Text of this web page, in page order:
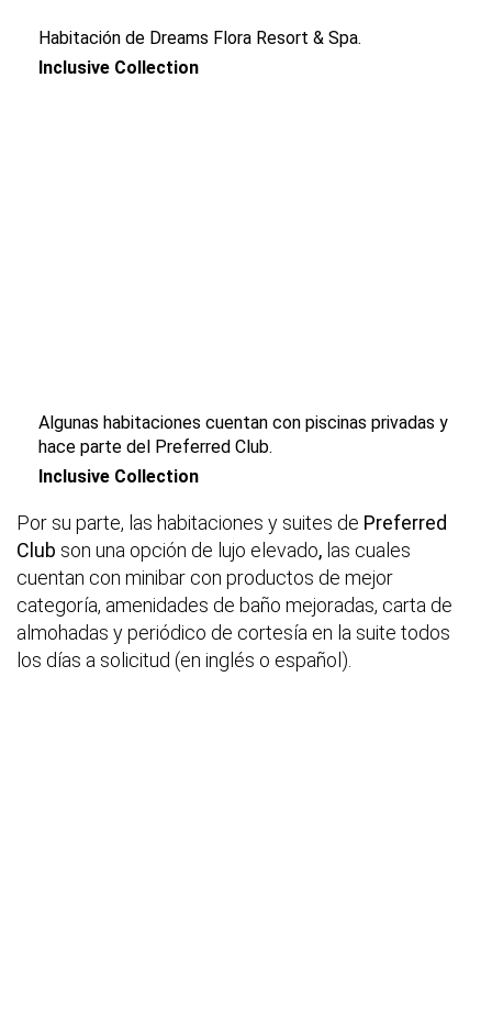
Habitación de Dreams Flora Resort & Spa.
Inclusive Collection
Algunas habitaciones cuentan con piscinas privadas y
hace parte del Preferred Club.
Inclusive Collection
Por su parte, las habitaciones y suites de Preferred
Club son una opción de lujo elevado, las cuales
cuentan con minibar con productos de mejor
categoría, amenidades de baño mejoradas, carta de
almohadas y periódico de cortesía en la suite todos
los días a solicitud (en inglés o español).